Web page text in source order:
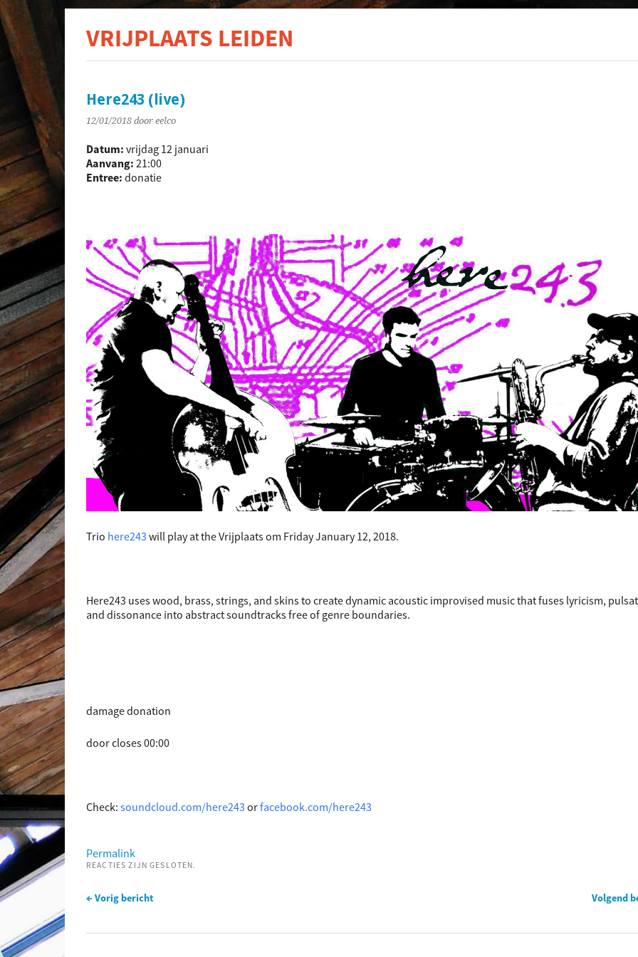
VRIJPLAATS LEIDEN
Here243 (live)
12/01/2018 door eelco
Datum: vrijdag 12 januari
Aanvang: 21:00
Entree: donatie
Trio here243 will play at the Vrijplaats om Friday January 12, 2018.
Here243 uses wood, brass, strings, and skins to create dynamic acoustic improvised music that fuses lyricism,
and dissonance into abstract soundtracks free of genre boundaries.
damage donation
door closes 00:00
Check: soundcloud.com/here243 orfacebook.com/here243
Permalink
REACTIES ZIJN GESLOTEN.
← Vorig bericht Volgend